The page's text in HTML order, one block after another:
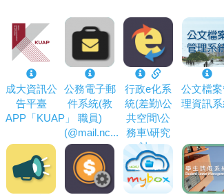
成大資訊公
告平臺
APP「KUAP」
公務電子郵
件系統(教
職員)
(@mail.nc...
行政e化系
統(差勤\公
共空間\公
務車\研究
計...
公文檔案
理資訊